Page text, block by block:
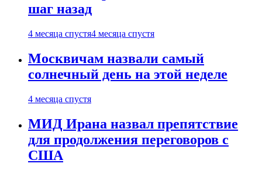
шаг назад
4 месяца спустя4 месяца спустя
Москвичам назвали самый
солнечный день на этой неделе
4 месяца спустя
МИД Ирана назвал препятствие
для продолжения переговоров с
США